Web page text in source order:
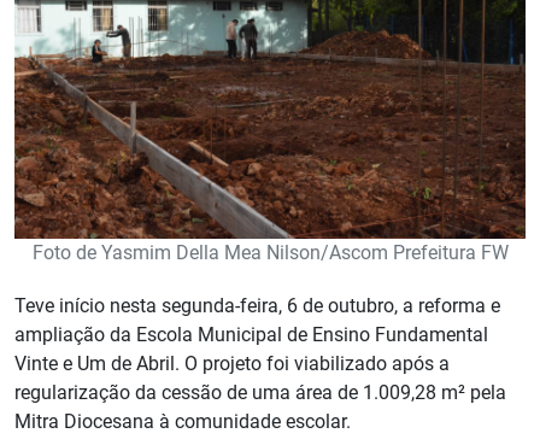
Foto de Yasmim Della Mea Nilson/Ascom Prefeitura FW
Teve início nesta segunda-feira, 6 de outubro, a reforma e
ampliação da Escola Municipal de Ensino Fundamental
Vinte e Um de Abril. O projeto foi viabilizado após a
regularização da cessão de uma área de 1.009,28 m² pela
Mitra Diocesana à comunidade escolar.